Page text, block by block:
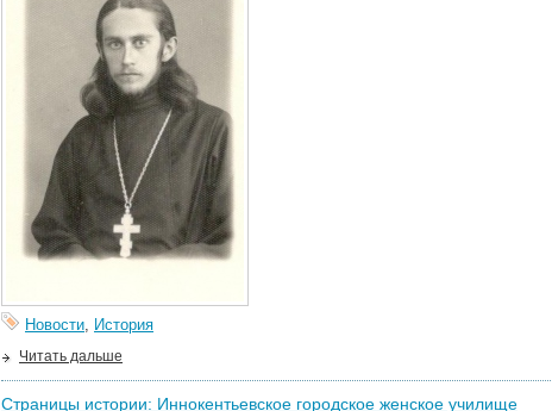
Новости, История
Читать дальше
Страницы истории: Иннокентьевское городское женское училище